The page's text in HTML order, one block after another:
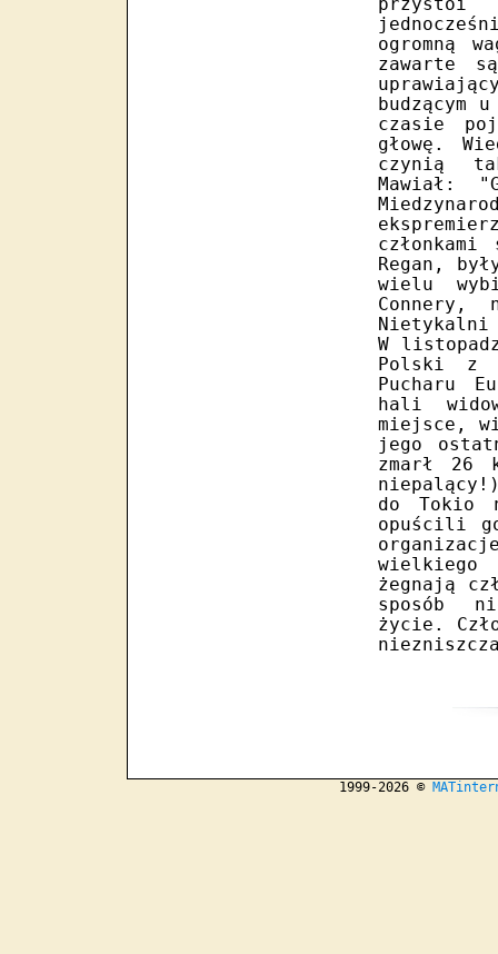
przystoi
ogromną
zawarte
budzącym
czasie
głowę.
czynią
Mawiał:
Regan,
wielu
Connery,
Nietykalni
W
Polski z
Pucharu
hali
miejsce,
jego
zmarł 26
do Tokio
opuścili
wielkiego
żegnają
sposób
życie.
1999-2026 ©